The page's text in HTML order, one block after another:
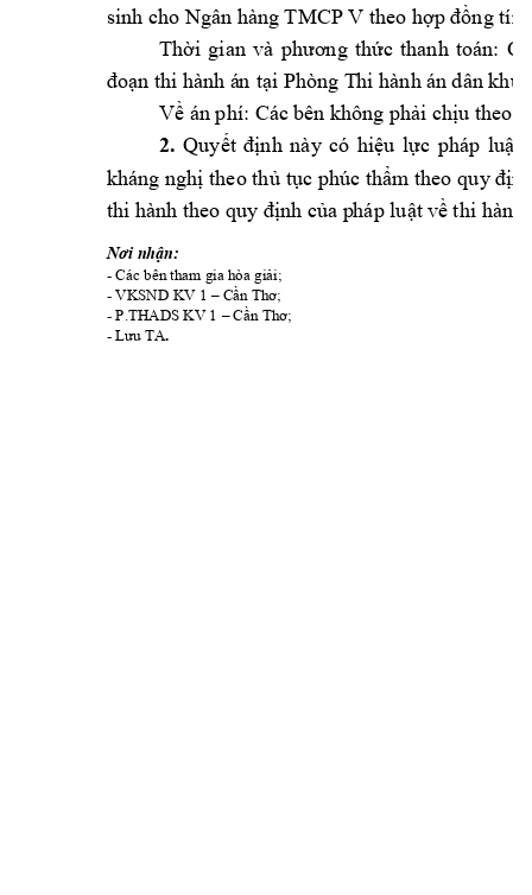
sinh cho Ngân hàng TMCP V theo hợp đồng tín
Thời gian và phương thức thanh toán:
đoạn thi hành án tại Phòng Thi hành án dân khu
Về án phí: Các bên không phải chịu theo
2. Quyết định này có hiệu lực pháp luật
kháng nghị theo thủ tục phúc thẩm theo quy
thi hành theo quy định của pháp luật về thi hành
Nơi nhận:
- Các bên tham gia hòa giải;
- VKSND KV 1 – Cần Thơ;
- P.THADS KV 1 – Cần Thơ;
- Lưu TA.